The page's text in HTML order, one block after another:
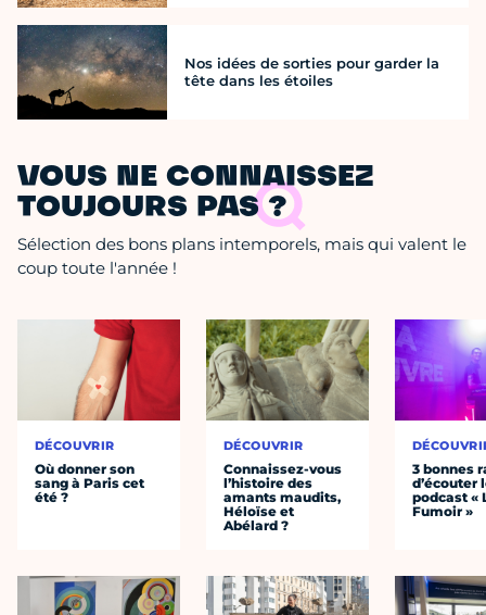
Nos idées de sorties pour garder la
tête dans les étoiles
VOUS NE CONNAISSEZ
TOUJOURS PAS ?
Sélection des bons plans intemporels, mais qui valent le
coup toute l'année !
DÉCOUVRIR
Où donner son
sang à Paris cet
été ?
DÉCOUVRIR
Connaissez-vous
l’histoire des
amants maudits,
Héloïse et
Abélard ?
3 bonnes
d’écouter
podcast «
Fumoir »